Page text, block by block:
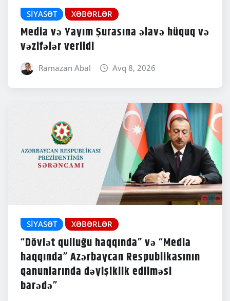
SIYASƏT XƏBƏRLƏR
Media və Yayım Şurasına əlavə hüquq və
vəzifələr verildi
Ramazan Abal Avq 8, 2026
SIYASƏT XƏBƏRLƏR
“Dövlət qulluğu haqqında” və “Media
haqqında” Azərbaycan Respublikasının
qanunlarında dəyişiklik edilməsi
barədə”